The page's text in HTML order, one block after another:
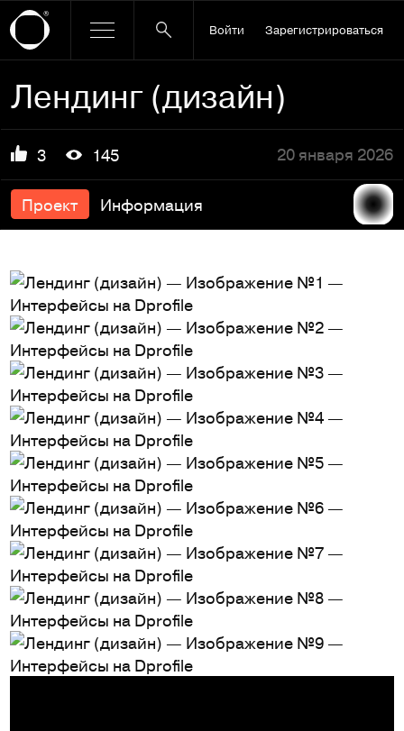
Войти Зарегистрироваться
Лендинг (дизайн)
3 145 20 января 2026
Проект Информация